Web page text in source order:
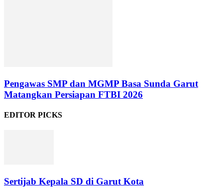
Pengawas SMP dan MGMP Basa Sunda Garut
Matangkan Persiapan FTBI 2026
EDITOR PICKS
Sertijab Kepala SD di Garut Kota